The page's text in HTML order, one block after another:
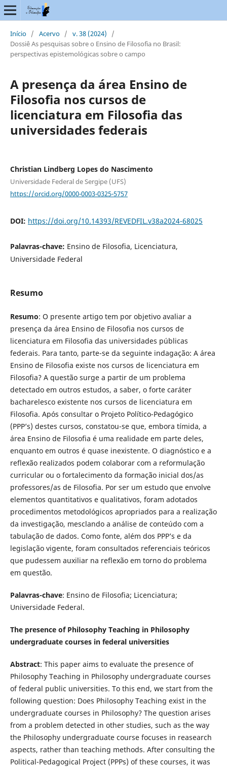
Início / Acervo / v. 38 (2024)
/
Dossiê As pesquisas sobre o Ensino de Filosofia no Brasil:
perspectivas epistemológicas sobre o campo
A presença da área Ensino de
Filosofia nos cursos de
licenciatura em Filosofia das
universidades federais
Christian Lindberg Lopes do Nascimento
Universidade Federal de Sergipe (UFS)
https://orcid.org/0000-0003-0325-5757
DOI: https://doi.org/10.14393/REVEDFIL.v38a2024-68025
Palavras-chave: Ensino de Filosofia, Licenciatura,
Universidade Federal
Resumo
Resumo: O presente artigo tem por objetivo avaliar a
presença da área Ensino de Filosofia nos cursos de
licenciatura em Filosofia das universidades públicas
federais. Para tanto, parte-se da seguinte indagação: A área
Ensino de Filosofia existe nos cursos de licenciatura em
Filosofia? A questão surge a partir de um problema
detectado em outros estudos, a saber, o forte caráter
bacharelesco existente nos cursos de licenciatura em
Filosofia. Após consultar o Projeto Político-Pedagógico
(PPP’s) destes cursos, constatou-se que, embora tímida, a
área Ensino de Filosofia é uma realidade em parte deles,
enquanto em outros é quase inexistente. O diagnóstico e a
reflexão realizados podem colaborar com a reformulação
curricular ou o fortalecimento da formação inicial dos/as
professores/as de Filosofia. Por ser um estudo que envolve
elementos quantitativos e qualitativos, foram adotados
procedimentos metodológicos apropriados para a realização
da investigação, mesclando a análise de conteúdo com a
tabulação de dados. Como fonte, além dos PPP’s e da
legislação vigente, foram consultados referenciais teóricos
que pudessem auxiliar na reflexão em torno do problema
em questão.
Palavras-chave: Ensino de Filosofia; Licenciatura;
Universidade Federal.
The presence of Philosophy Teaching in Philosophy
undergraduate courses in federal universities
Abstract: This paper aims to evaluate the presence of
Philosophy Teaching in Philosophy undergraduate courses
of federal public universities. To this end, we start from the
following question: Does Philosophy Teaching exist in the
undergraduate courses in Philosophy? The question arises
from a problem detected in other studies, such as the way
the Philosophy undergraduate course focuses in reasearch
aspects, rather than teaching methods. After consulting the
Political-Pedagogical Project (PPPs) of these courses, it was